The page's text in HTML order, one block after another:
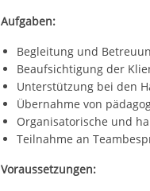
Aufgaben:
Begleitung und
Beaufsichtigung der
Unterstützung bei den
Übernahme von
Organisatorische und
Teilnahme an
Voraussetzungen: